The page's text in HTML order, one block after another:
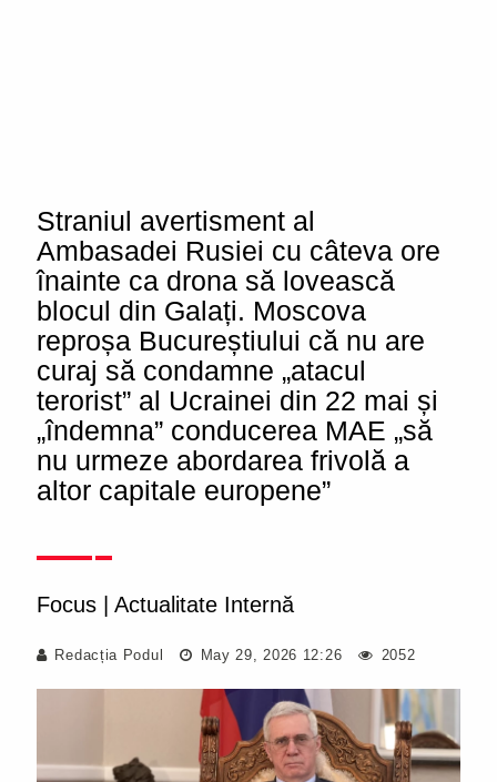
Straniul avertisment al
Ambasadei Rusiei cu câteva ore
înainte ca drona să lovească
blocul din Galați. Moscova
reproșa Bucureștiului că nu are
curaj să condamne „atacul
terorist” al Ucrainei din 22 mai și
„îndemna” conducerea MAE „să
nu urmeze abordarea frivolă a
altor capitale europene”
Focus Actualitate Internă
Redacția Podul May 29, 2026 12:26 2052